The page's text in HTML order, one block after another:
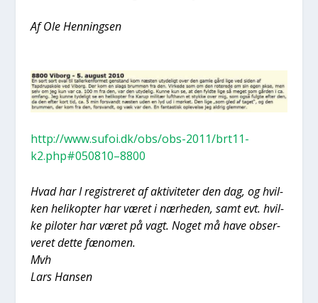
Af Ole Hen­nings­en
http://www.sufoi.dk/obs/obs-2011/brt11-
k2.php#050810–8800
Hvad har I regi­stre­ret af akti­vi­te­ter den dag, og hvil­
ken heli­kop­ter har været i nær­he­den, samt evt. hvil­
ke pilo­ter har været på vagt. Noget må have obser­
ve­ret det­te fæno­men.
Mvh
Lars Han­sen